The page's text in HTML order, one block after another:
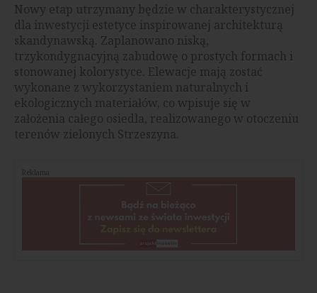
Nowy etap utrzymany będzie w charakterystycznej
dla inwestycji estetyce inspirowanej architekturą
skandynawską. Zaplanowano niską,
trzykondygnacyjną zabudowę o prostych formach i
stonowanej kolorystyce. Elewacje mają zostać
wykonane z wykorzystaniem naturalnych i
ekologicznych materiałów, co wpisuje się w
założenia całego osiedla, realizowanego w otoczeniu
terenów zielonych Strzeszyna.
Reklama